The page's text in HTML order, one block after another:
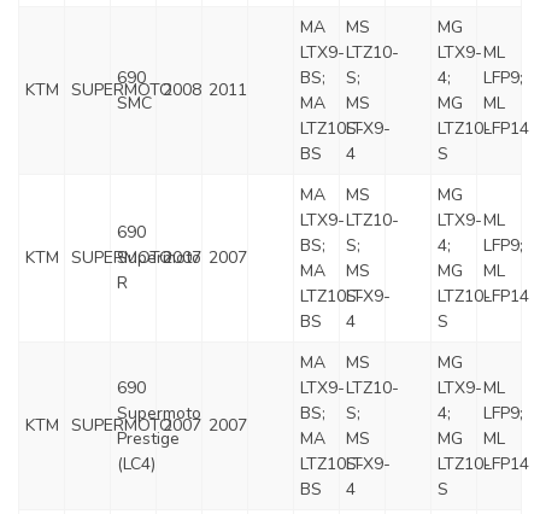
KTM SUPERMOTO
690
SMC
2008 2011
MA
LTX9-
BS;
MA
LTZ10S-
BS
MS
LTZ10-
S;
MS
LTX9-
4
MG
LTX9-
4;
MG
LTZ10-
S
ML
LFP9;
ML
LFP14
KTM SUPERMOTO
690
Supermoto
R
2007 2007
MA
LTX9-
BS;
MA
LTZ10S-
BS
MS
LTZ10-
S;
MS
LTX9-
4
MG
LTX9-
4;
MG
LTZ10-
S
ML
LFP9;
ML
LFP14
KTM SUPERMOTO
690
Supermoto
Prestige
(LC4)
2007 2007
MA
LTX9-
BS;
MA
LTZ10S-
BS
MS
LTZ10-
S;
MS
LTX9-
4
MG
LTX9-
4;
MG
LTZ10-
S
ML
LFP9;
ML
LFP14